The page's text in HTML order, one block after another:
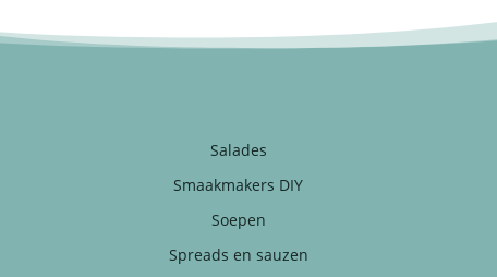
Salades
Smaakmakers DIY
Soepen
Spreads en sauzen